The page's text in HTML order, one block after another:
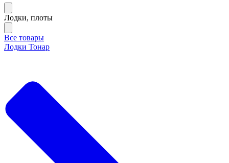
Лодки, плоты
Все товары
Лодки Тонар